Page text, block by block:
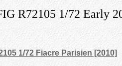
R72105 1/72 Early
1/72 Fiacre Parisien [2010]